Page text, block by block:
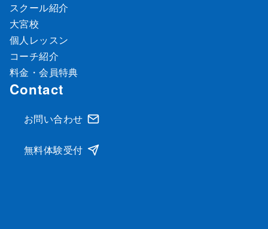
スクール紹介
大宮校
個人レッスン
コーチ紹介
料金・会員特典
Contact
お問い合わせ
無料体験受付